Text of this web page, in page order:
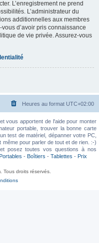
L’enregistrement ne prend
L’administrateur du
additionnelles aux membres
d’avoir pris connaissance
de vie privée. Assurez-vous
Heures au format UTC+02:00
vous apportent de l'aide pour monter
portable, trouver la bonne carte
test de matériel, dépanner votre PC,
pour parler de tout et de rien. :-)
posez toutes vos questions à nos
Portables - Boîtiers - Tablettes - Prix
Tous droits réservés.